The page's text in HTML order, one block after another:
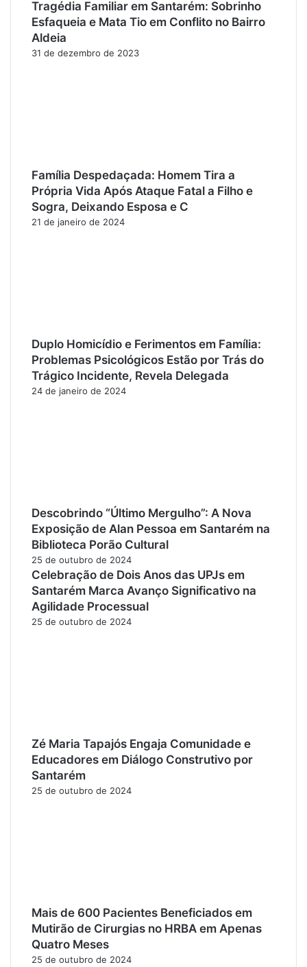
Tragédia Familiar em Santarém: Sobrinho
Esfaqueia e Mata Tio em Conflito no Bairro
Aldeia
31 de dezembro de 2023
Família Despedaçada: Homem Tira a
Própria Vida Após Ataque Fatal a Filho e
Sogra, Deixando Esposa e C
21 de janeiro de 2024
Duplo Homicídio e Ferimentos em Família:
Problemas Psicológicos Estão por Trás do
Trágico Incidente, Revela Delegada
24 de janeiro de 2024
Descobrindo “Último Mergulho”: A Nova
Exposição de Alan Pessoa em Santarém na
Biblioteca Porão Cultural
25 de outubro de 2024
Celebração de Dois Anos das UPJs em
Santarém Marca Avanço Significativo na
Agilidade Processual
25 de outubro de 2024
Zé Maria Tapajós Engaja Comunidade e
Educadores em Diálogo Construtivo por
Santarém
25 de outubro de 2024
Mais de 600 Pacientes Beneficiados em
Mutirão de Cirurgias no HRBA em Apenas
Quatro Meses
25 de outubro de 2024